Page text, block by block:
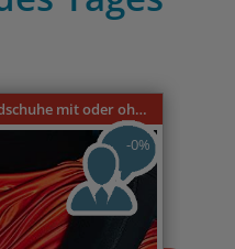
T1TAN Rebel Torwarthandschuhe mit oder ohne Fingerschutz
-0%